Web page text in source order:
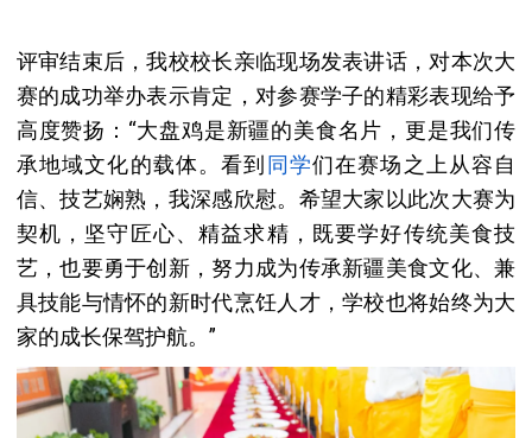
评审结束后，我校校长亲临现场发表讲话，对本次大
赛的成功举办表示肯定，对参赛学子的精彩表现给予
高度赞扬：“大盘鸡是新疆的美食名片，更是我们传
承地域文化的载体。看到 同学们在赛场之上从容自
信、技艺娴熟，我深感欣慰。希望大家以此次大赛为
契机，坚守匠心、精益求精，既要学好传统美食技
艺，也要勇于创新，努力成为传承新疆美食文化、兼
具技能与情怀的新时代烹饪人才，学校也将始终为大
家的成长保驾护航。”